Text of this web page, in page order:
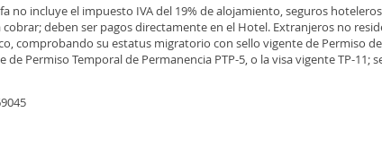
no incluye el impuesto IVA del 19% de alojamiento, seguros
cobrar; deben ser pagos directamente en el Hotel. Extranjeros no
comprobando su estatus migratorio con sello vigente de Permiso
de Permiso Temporal de Permanencia PTP-5, o la visa vigente TP-11;